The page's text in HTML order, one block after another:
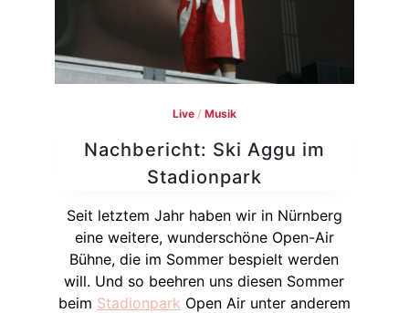
Live/ Musik
Nachbericht: Ski Aggu im
Stadionpark
Seit letztem Jahr haben wir in Nürnberg
eine weitere, wunderschöne Open-Air
Bühne, die im Sommer bespielt werden
will. Und so beehren uns diesen Sommer
beim Stadionpark Open Air unter anderem